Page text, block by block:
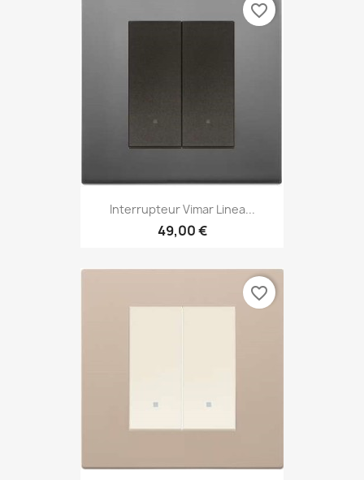
Interrupteur Vimar Linea...
49,00 €
favorite_border
favorite_border